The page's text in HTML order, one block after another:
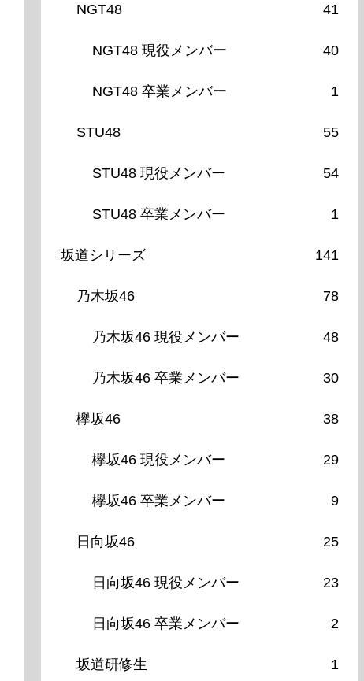
NGT48 41
NGT48 現役メンバー 40
NGT48 卒業メンバー 1
STU48 55
STU48 現役メンバー 54
STU48 卒業メンバー 1
坂道シリーズ 141
乃木坂46 78
乃木坂46 現役メンバー 48
乃木坂46 卒業メンバー 30
欅坂46 38
欅坂46 現役メンバー 29
欅坂46 卒業メンバー 9
日向坂46 25
日向坂46 現役メンバー 23
日向坂46 卒業メンバー 2
坂道研修生 1